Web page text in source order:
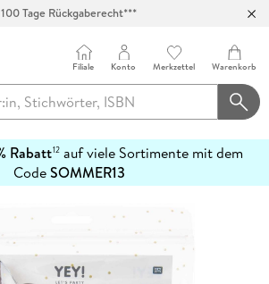
100 Tage Rückgaberecht***
Filiale Konto Merkzettel Warenkorb
Rabatt12auf viele Sortimente mit dem
CodeSOMMER13